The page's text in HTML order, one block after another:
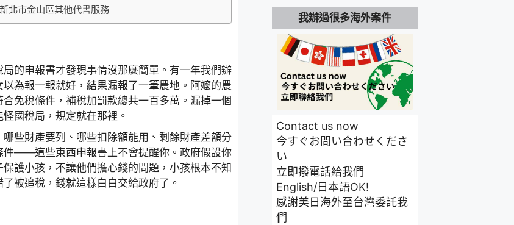
新北市金山區其他代書服務
的申報書才發現事情沒那麼簡單。有一年我們辦
為報一報就好，結果漏報了一筆農地。阿嬤的農
免稅條件，補稅加罰款總共一百多萬。漏掉一個
國稅局，規定就在那裡。
些財產要列、哪些扣除額能用、剩餘財產差額分
件——這些東西申報書上不會提醒你。政府假設你
護小孩，不讓他們擔心錢的問題，小孩根本不知
被追稅，錢就這樣白白交給政府了。
我辦過很多海外案件
Contact us now
今すぐお問い合わせくださ
い
立即撥電話給我們
English/日本語OK!
感謝美日海外至台灣委託我
們